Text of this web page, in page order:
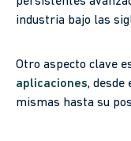
industria bajo las
Otro aspecto clave
aplicaciones, desde
mismas hasta su